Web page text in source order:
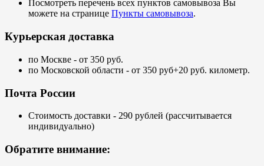
Посмотреть перечень всех пунктов самовывоза Вы
можете на странице Пункты самовывоза.
Курьерская доставка
по Москве - от 350 руб.
по Московской области - от 350 руб+20 руб. километр.
Почта России
Стоимость доставки - 290 рублей (рассчитывается
индивидуально)
Обратите внимание: